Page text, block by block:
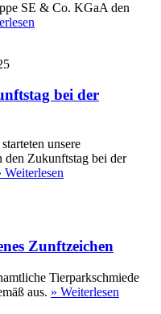
SE & Co. KGaA den
bei der
unsere
Zukunftstag bei der
Weiterlesen
Zunftzeichen
Tierparkschmiede
aus. » Weiterlesen